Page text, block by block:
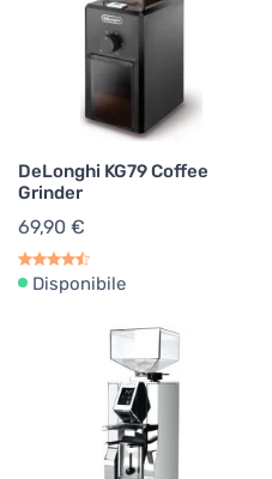
DeLonghi KG79 Coffee
Grinder
69,90 €
Disponibile